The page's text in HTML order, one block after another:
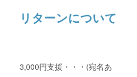
リターンについて
3,000円支援・・・(宛名あ